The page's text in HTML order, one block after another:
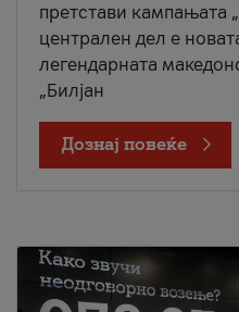
претстави кампањата
централен дел е
легендарната
„Билјан
Дознај повеќе